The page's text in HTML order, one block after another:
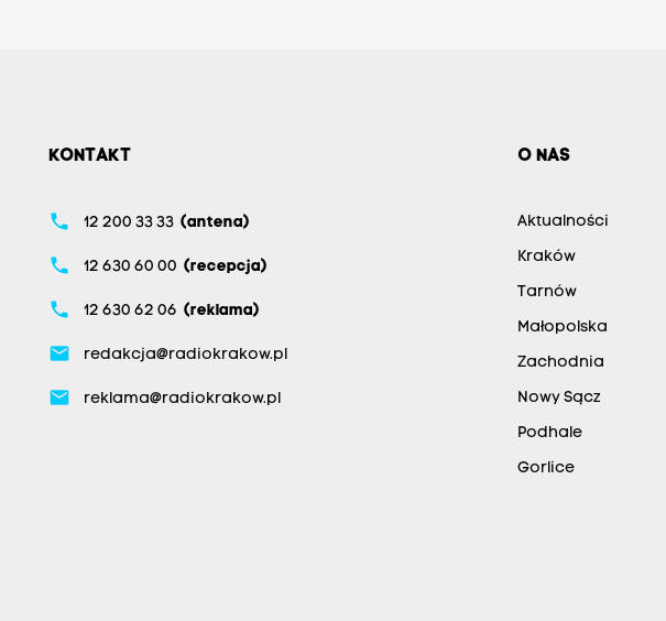
KONTAKT
phone 12 200 33 33 (antena)
phone 12 630 60 00 (recepcja)
phone 12 630 62 06 (reklama)
email redakcja@radiokrakow.pl
email reklama@radiokrakow.pl
O NAS
Aktualności
Kraków
Tarnów
Małopolska
Zachodnia
Nowy Sącz
Podhale
Gorlice